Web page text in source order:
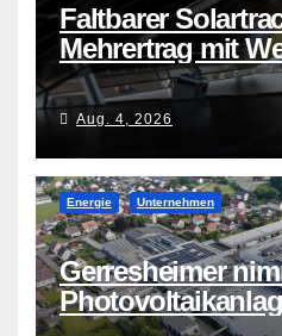
Faltbarer
Mehrertrag mit
Aug. 4, 2026
Energie Unternehmen
Gerresheimer